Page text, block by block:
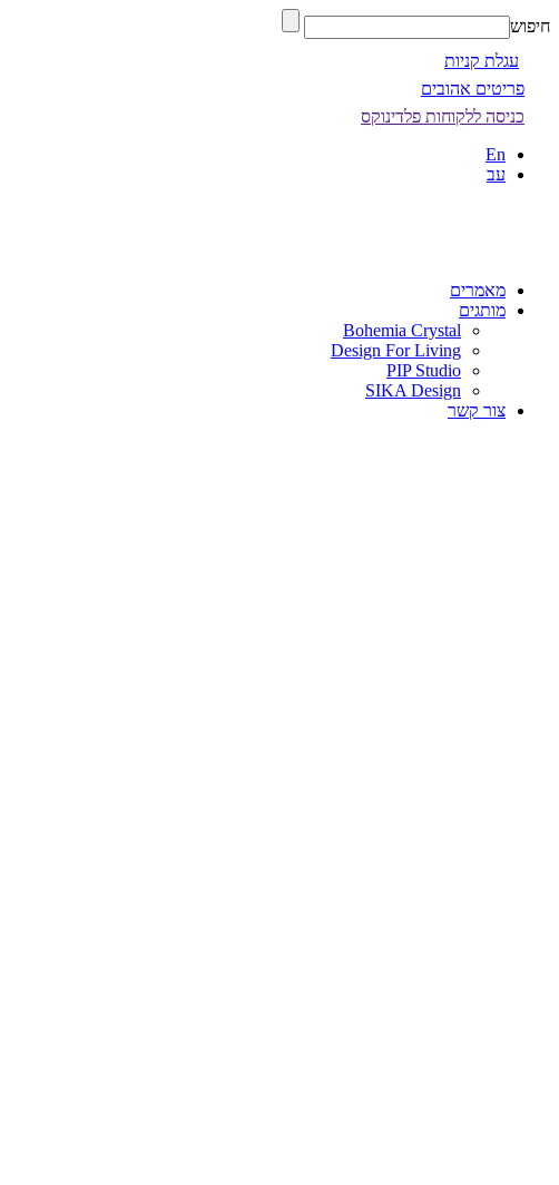
חיפוש
עגלת קניות
פריטים אהובים
כניסה ללקוחות פלדינוקס
En
עב
מאמרים
מותגים
Bohemia Crystal
Design For Living
PIP Studio
SIKA Design
צור קשר